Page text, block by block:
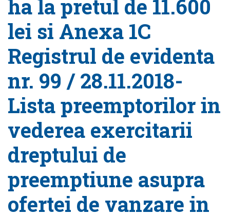
ha la pretul de 11.600
lei si Anexa 1C
Registrul de evidenta
nr. 99 / 28.11.2018-
Lista preemptorilor in
vederea exercitarii
dreptului de
preemptiune asupra
ofertei de vanzare in